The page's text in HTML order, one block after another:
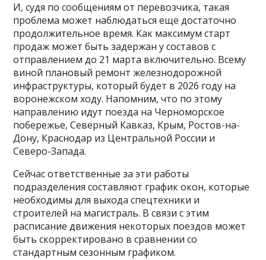
И, судя по сообщениям от перевозчика, такая
проблема может наблюдаться еще достаточно
продолжительное время. Как максимум старт
продаж может быть задержан у составов с
отправлением до 21 марта включительно. Всему
виной плановый ремонт железнодорожной
инфраструктуры, который будет в 2026 году на
воронежском ходу. Напомним, что по этому
направлению идут поезда на Черноморское
побережье, Северный Кавказ, Крым, Ростов-на-
Дону, Краснодар из Центральной России и
Северо-Запада.
Сейчас ответственные за эти работы
подразделения составляют график окон, которые
необходимы для выхода спецтехники и
строителей на магистраль. В связи с этим
расписание движения некоторых поездов может
быть скорректировано в сравнении со
стандартным сезонным графиком.